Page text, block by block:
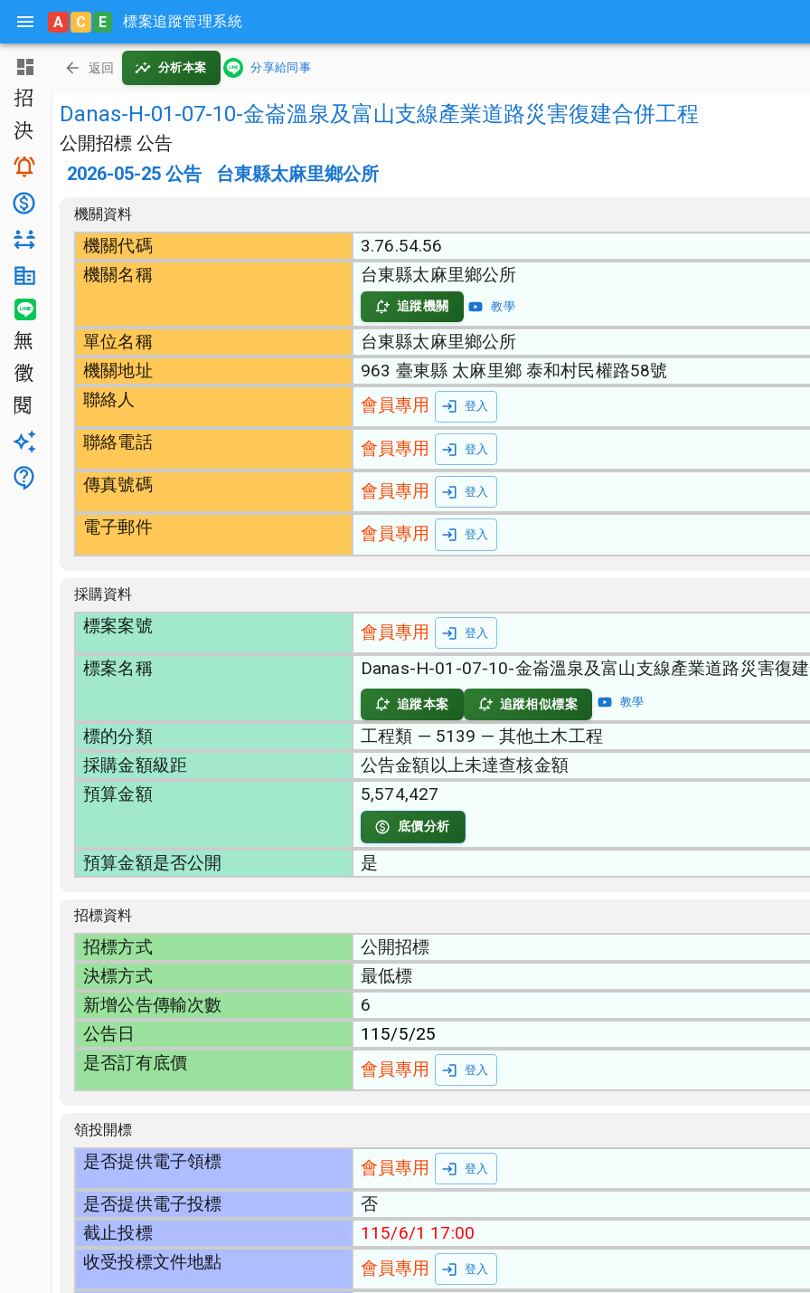
A C E 標案追蹤管理系統
主頁
決標公告
搜尋與追蹤
對手分析
機關生態分析
無法決標
公開徵求
公開閱覽
升級方案
客服
返回 分析本案 分享給同事
Danas-H-01-07-10-金崙溫泉及富山支線產業道路災害復建合併工程
公開招標 公告
2026-05-25 公告 台東縣太麻里鄉公所
機關資料
機關代碼
3.76.54.56
機關名稱
台東縣太麻里鄉公所
追蹤機關 教學
單位名稱
台東縣太麻里鄉公所
機關地址
963 臺東縣 太麻里鄉 泰和村民權路58號
聯絡人
會員專用 登入
聯絡電話 會員專用 登入
傳真號碼 會員專用 登入
電子郵件 會員專用 登入
採購資料
標案案號 會員專用 登入
標案名稱 Danas-H-01-07-10-金崙溫泉及富山支線產業道路災害復
追蹤本案 追蹤相似標案 教學
標的分類
工程類 — 5139 — 其他土木工程
採購金額級距
公告金額以上未達查核金額
預算金額
5,574,427
底價分析
預算金額是否公開 是
招標資料
招標方式
公開招標
決標方式
最低標
新增公告傳輸次數
6
公告日
115/5/25
是否訂有底價
會員專用 登入
領投開標
是否提供電子領標 會員專用 登入
是否提供電子投標
否
截止投標
115/6/1 17:00
收受投標文件地點
會員專用 登入